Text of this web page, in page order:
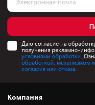
Даю согласие на
получения рекламно-
условиями обработки.
обработкой, механизмом
согласия или отказа.
Компания